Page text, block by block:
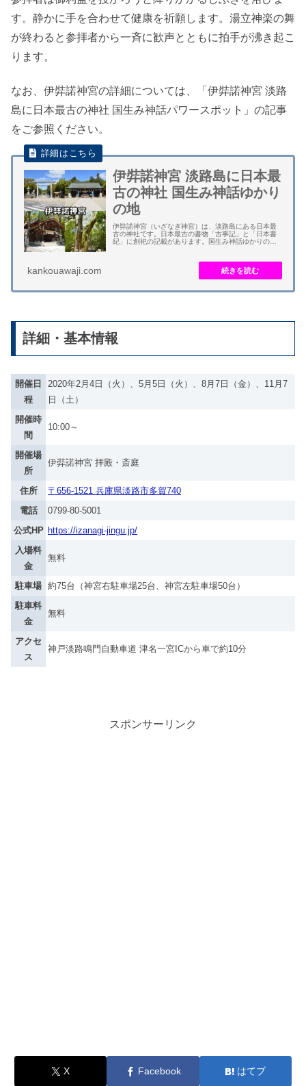
す。静かに手を合わせて健康を祈願します。湯立神楽の舞
が終わると参拝者から一斉に歓声とともに拍手が沸き起こ
ります。
なお、伊弉諾神宮の詳細については、「伊弉諾神宮 淡路
島に日本最古の神社 国生み神話パワースポット」の記事
をご参照ください。
伊弉諾神宮 淡路島に日本最
古の神社 国生み神話ゆかり
の地
伊弉諾神宮（いざなぎ神宮）は、淡路島にある日本最
古の神社です。日本最古の書物「古事記」と「日本書
紀」に創祀の記載があります。国生み神話ゆかりの地
kankouawaji.com
詳細・基本情報
開催日
程
2020年2月4日（火）、5月5日（火）、8月7日（金）、11月7
日（土）
開催時
間
10:00～
開催場
所
伊弉諾神宮 拝殿・斎庭
住所
〒656-1521 兵庫県淡路市多賀740
電話
0799-80-5001
公式HP https://izanagi-jingu.jp/
入場料
金
無料
駐車場 約75台（神宮右駐車場25台、神宮左駐車場50台）
駐車料
金
無料
アクセ
ス
神戸淡路鳴門自動車道 津名一宮ICから車で約10分
スポンサーリンク
X Facebook はてブ